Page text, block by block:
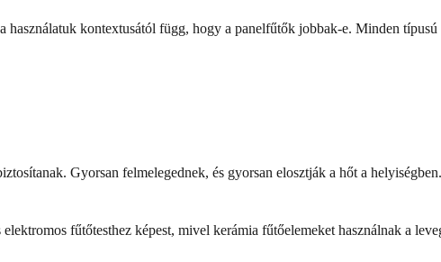
használatuk kontextusától függ, hogy a panelfűtők jobbak-e. Minden
Gyorsan felmelegednek, és gyorsan elosztják a hőt a helyiségben.
fűtőtesthez képest, mivel kerámia fűtőelemeket használnak a